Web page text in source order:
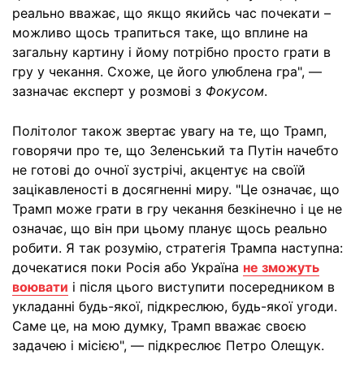
реально вважає, що якщо якийсь час почекати –
можливо щось трапиться таке, що вплине на
загальну картину і йому потрібно просто грати в
гру у чекання. Схоже, це його улюблена гра", —
зазначає експерт у розмові з Фокусом.
Політолог також звертає увагу на те, що Трамп,
говорячи про те, що Зеленський та Путін начебто
не готові до очної зустрічі, акцентує на своїй
зацікавленості в досягненні миру. "Це означає, що
Трамп може грати в гру чекання безкінечно і це не
означає, що він при цьому планує щось реально
робити. Я так розумію, стратегія Трампа наступна:
дочекатися поки Росія або Україна не зможуть
воювати і після цього виступити посередником в
укладанні будь-якої, підкреслюю, будь-якої угоди.
Саме це, на мою думку, Трамп вважає своєю
задачею і місією", — підкреслює Петро Олещук.